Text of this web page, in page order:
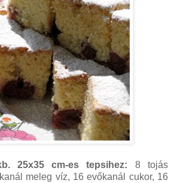
25x35 cm-es tepsihez: 8 tojás
meleg víz, 16 evőkanál cukor, 16